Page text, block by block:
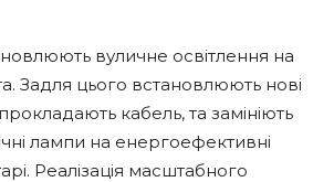
вуличне освітлення на
Задля цього встановлюють нові
кабель, та замініють
лампи на енергоефективні
Реалізація масштабного